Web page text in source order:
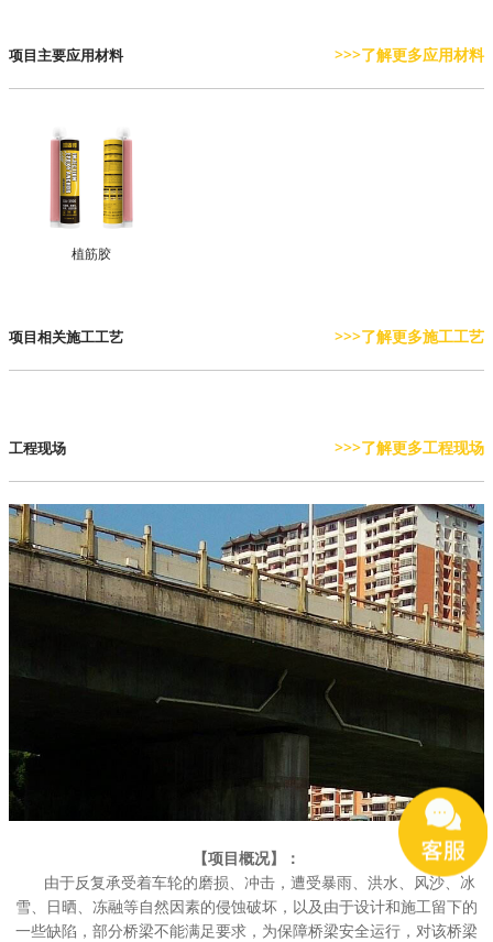
项目主要应用材料 >>>了解更多应用材料
植筋胶
项目相关施工工艺 >>>了解更多施工工艺
工程现场 >>>了解更多工程现场
【项目概况】：
由于反复承受着车轮的磨损、冲击，遭受暴雨、洪水、风沙、冰
雪、日晒、冻融等自然因素的侵蚀破坏，以及由于设计和施工留下的
一些缺陷，部分桥梁不能满足要求，为保障桥梁安全运行，对该桥梁